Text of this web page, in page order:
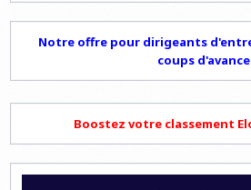
Notre offre pour dirigeants
coups d'avance
Boostez votre classement